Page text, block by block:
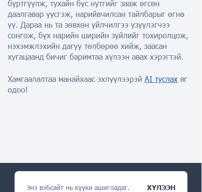
Энэ вэбсайт нь күүки ашигладаг.
ХҮЛЭЭН
бүртгүүлж, тухайн бүс нутгийг зааж өгсөн
даалгавар үүсгэж, нарийвчилсан тайлбарыг өгнө
үү. Дараа нь та зөвхөн үйлчилгээ үзүүлэгчээ
сонгож, бүх нарийн ширийн зүйлийг тохиролцож,
нэхэмжлэхийн дагуу төлбөрөө хийж, заасан
хугацаанд бичиг баримтаа хүлээн авах хэрэгтэй.
Хамгаалалтаа манайхаас эхлүүлээрэй AI туслах яг
одоо!